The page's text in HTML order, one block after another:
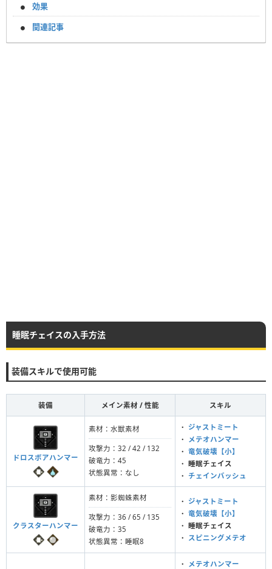
効果
関連記事
睡眠チェイスの入手方法
装備スキルで使用可能
装備 メイン素材 / 性能 スキル
ドロスボアハンマー
素材：水獣素材
攻撃力：32 / 42 / 132
破竜力：45
状態異常：なし
・ ジャストミート
・
メテオハンマー
・ 竜気破壊【小】
・ 睡眠チェイス
・ チェインバッシュ
クラスターハンマー
素材：影蜘蛛素材
攻撃力：36 / 65 / 135
破竜力：35
状態異常：睡眠8
・ ジャストミート
・ 竜気破壊【小】
・ 睡眠チェイス
・
スピニングメテオ
・
メテオハンマー